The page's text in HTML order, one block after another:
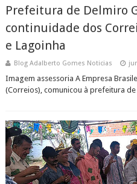
Prefeitura de Delmiro
continuidade dos
e Lagoinha
Blog Adalberto Gomes Noticias
Imagem assessoria A Empresa
(Correios), comunicou à prefeitura